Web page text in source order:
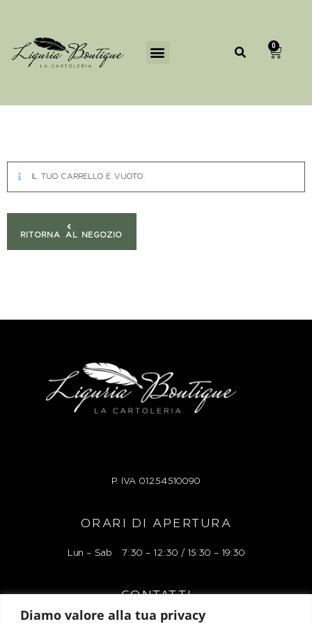
Diamo valore alla tua privacy
0
IL TUO CARRELLO È VUOTO.
RITORNA AL NEGOZIO
P. IVA 01254510090
ORARI DI APERTURA
Lun – Sab 7:30 – 12:30 / 15:30 – 19:30
CONTATTI